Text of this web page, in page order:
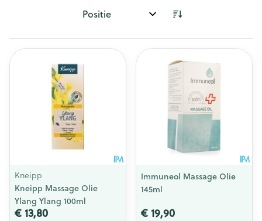
Sorteer op:
Kneipp
Kneipp Massage Olie
Ylang Ylang 100ml
€ 13,80
Immuneol Massage Olie
145ml
€ 19,90